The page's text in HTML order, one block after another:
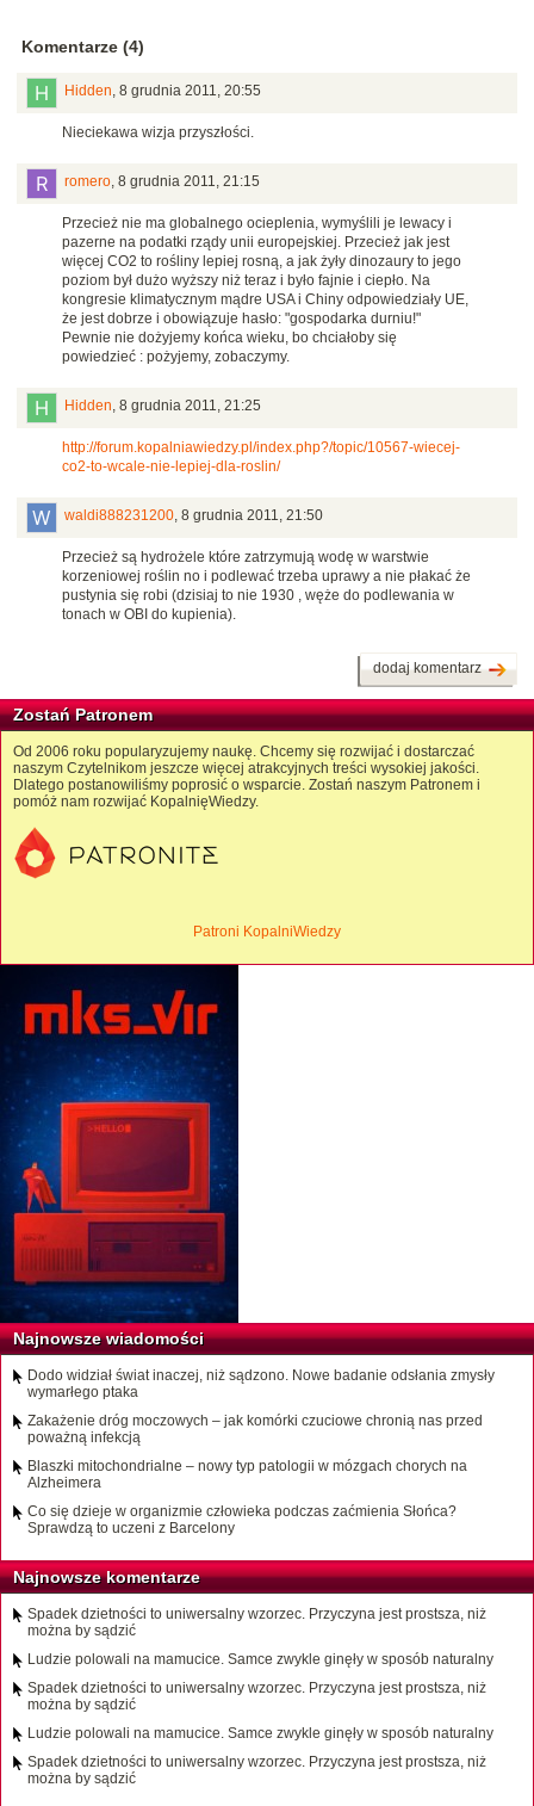
Komentarze (4)
Hidden, 8 grudnia 2011, 20:55
Nieciekawa wizja przyszłości.
romero, 8 grudnia 2011, 21:15
Przecież nie ma globalnego ocieplenia, wymyślili je lewacy i
pazerne na podatki rządy unii europejskiej. Przecież jak jest
więcej CO2 to rośliny lepiej rosną, a jak żyły dinozaury to jego
poziom był dużo wyższy niż teraz i było fajnie i ciepło. Na
kongresie klimatycznym mądre USA i Chiny odpowiedziały UE,
że jest dobrze i obowiązuje hasło: "gospodarka durniu!"
Pewnie nie dożyjemy końca wieku, bo chciałoby się
powiedzieć : pożyjemy, zobaczymy.
Hidden, 8 grudnia 2011, 21:25
http://forum.kopalniawiedzy.pl/index.php?/topic/10567-wiecej-
co2-to-wcale-nie-lepiej-dla-roslin/
waldi888231200, 8 grudnia 2011, 21:50
Przecież są hydrożele które zatrzymują wodę w warstwie
korzeniowej roślin no i podlewać trzeba uprawy a nie płakać że
pustynia się robi (dzisiaj to nie 1930 , węże do podlewania w
tonach w OBI do kupienia).
dodaj komentarz
Zostań Patronem
Od 2006 roku popularyzujemy naukę. Chcemy się rozwijać i dostarczać
naszym Czytelnikom jeszcze więcej atrakcyjnych treści wysokiej jakości.
Dlatego postanowiliśmy poprosić o wsparcie. Zostań naszym Patronem i
pomóż nam rozwijać KopalnięWiedzy.
Patroni KopalniWiedzy
Najnowsze wiadomości
Dodo widział świat inaczej, niż sądzono. Nowe badanie odsłania zmysły
wymarłego ptaka
Zakażenie dróg moczowych – jak komórki czuciowe chronią nas przed
poważną infekcją
Blaszki mitochondrialne – nowy typ patologii w mózgach chorych na
Alzheimera
Co się dzieje w organizmie człowieka podczas zaćmienia Słońca?
Sprawdzą to uczeni z Barcelony
Najnowsze komentarze
Spadek dzietności to uniwersalny wzorzec. Przyczyna jest prostsza, niż
można by sądzić
Ludzie polowali na mamucice. Samce zwykle ginęły w sposób naturalny
Spadek dzietności to uniwersalny wzorzec. Przyczyna jest prostsza, niż
można by sądzić
Ludzie polowali na mamucice. Samce zwykle ginęły w sposób naturalny
Spadek dzietności to uniwersalny wzorzec. Przyczyna jest prostsza, niż
można by sądzić